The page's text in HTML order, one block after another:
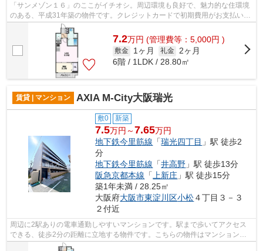
「サンメゾン１６」のここがイチオシ。周辺環境も良好で、魅力的な住環境
のある、平成31年築の物件です。クレジットカードで初期費用がお支払いい
ただけるので、決済の手間が軽減でき...
7.2万円 (管理費等：5,000円 )
敷金 1ヶ月 礼金 2ヶ月
6階 / 1LDK / 28.80㎡
賃貸 | マンション AXIA M-City大阪瑞光
敷0 新築
7.5万円～7.65万円
地下鉄今里筋線 「瑞光四丁目 」駅 徒歩2
分
地下鉄今里筋線 「井高野 」駅 徒歩13分
阪急京都本線 「 上新庄 」駅 徒歩15分
築1年未満 / 28.25㎡
大阪府大阪市東淀川区小松４丁目３－３
２付近
周辺に2駅ありの電車通勤しやすいマンションです。駅まで歩いてアクセス
できる、徒歩2分の距離に立地する物件です。こちらの物件はマンションで
す。自分好みの外観で選びたい方、鉄筋...